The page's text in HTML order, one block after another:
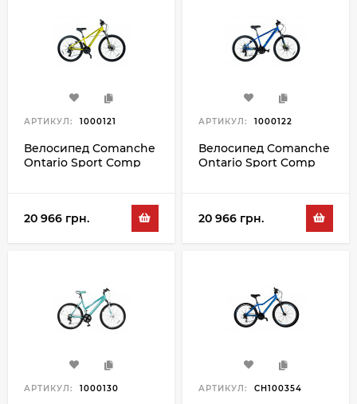
АРТИКУЛ: 1000121
Велосипед Comanche
Ontario Sport Comp
20 966 грн.
АРТИКУЛ: 1000122
Велосипед Comanche
Ontario Sport Comp
20 966 грн.
АРТИКУЛ: 1000130 АРТИКУЛ: CH100354